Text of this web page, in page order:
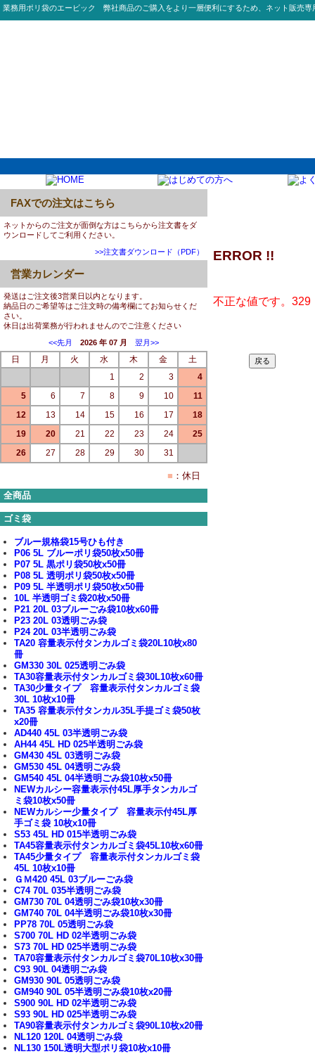
業務用ポリ袋のエービック 弊社商品のご購入をより一層便利にするため、ネット販売
FAXでの注文はこちら
ネットからのご注文が面倒な方はこちらから注文書をダ
ウンロードしてご利用ください。
>>注文書ダウンロード（PDF）
営業カレンダー
発送はご注文後3営業日以内となります。
納品日のご希望等はご注文時の備考欄にてお知らせくだ
さい。
休日は出荷業務が行われませんのでご注意ください
<<先月
2026 年 07 月 翌月>>
日 月 火 水 木 金
土
1
2 3
4
5
6 7 8 9 10
11
12
13 14 15 16 17
18
19
20 21 22 23 24
25
26
27 28 29 30 31
■ ：休日
全商品
ゴミ袋
ブルー規格袋15号ひも付き
P06 5L ブルーポリ袋50枚x50冊
P07 5L 黒ポリ袋50枚x50冊
P08 5L 透明ポリ袋50枚x50冊
P09 5L 半透明ポリ袋50枚x50冊
10L 半透明ゴミ袋20枚x50冊
P21 20L 03ブルーごみ袋10枚x60冊
P23 20L 03透明ごみ袋
P24 20L 03半透明ごみ袋
TA20 容量表示付タンカルゴミ袋20L10枚x80
冊
GM330 30L 025透明ごみ袋
TA30容量表示付タンカルゴミ袋30L10枚x60冊
TA30少量タイプ 容量表示付タンカルゴミ袋
30L 10枚x10冊
TA35 容量表示付タンカル35L手提ゴミ袋50枚
x20冊
AD440 45L 03半透明ごみ袋
AH44 45L HD 025半透明ごみ袋
GM430 45L 03透明ごみ袋
GM530 45L 04透明ごみ袋
GM540 45L 04半透明ごみ袋10枚x50冊
NEWカルシー容量表示付45L厚手タンカルゴ
ミ袋10枚x50冊
NEWカルシー少量タイプ 容量表示付45L厚
手ゴミ袋 10枚x10冊
S53 45L HD 015半透明ごみ袋
TA45容量表示付タンカルゴミ袋45L10枚x60冊
TA45少量タイプ 容量表示付タンカルゴミ袋
45L 10枚x10冊
ＧＭ420 45L 03ブルーごみ袋
C74 70L 035半透明ごみ袋
GM730 70L 04透明ごみ袋10枚x30冊
GM740 70L 04半透明ごみ袋10枚x30冊
PP78 70L 05透明ごみ袋
S700 70L HD 02半透明ごみ袋
S73 70L HD 025半透明ごみ袋
TA70容量表示付タンカルゴミ袋70L10枚x30冊
C93 90L 04透明ごみ袋
GM930 90L 05透明ごみ袋
GM940 90L 05半透明ごみ袋10枚x20冊
S900 90L HD 02半透明ごみ袋
S93 90L HD 025半透明ごみ袋
TA90容量表示付タンカルゴミ袋90L10枚x20冊
NL120 120L 04透明ごみ袋
NL130 150L透明大型ポリ袋10枚x10冊
ERROR !!
不正な値です。329